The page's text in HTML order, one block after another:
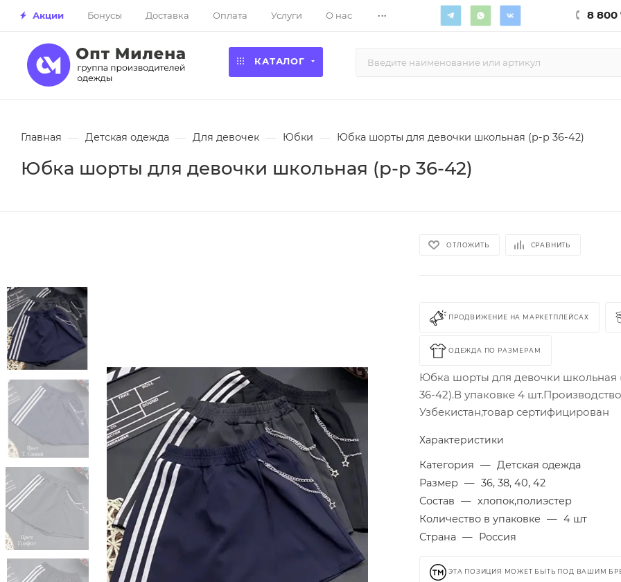
Акции Бонусы Доставка Оплата Услуги О нас ... 8 800
КАТАЛОГ
Главная — Детская одежда — Для девочек — Юбки — Юбка шорты для девочки школьная (р-р 36-42)
Юбка шорты для девочки школьная (р-р 36-42)
ОТЛОЖИТЬ СРАВНИТЬ
ПРОДВИЖЕНИЕ НА МАРКЕТПЛЕЙСАХ
ОДЕЖДА ПО РАЗМЕРАМ
Юбка шорты для девочки школьная
36-42).В упаковке 4 шт.Производство
Узбекистан,товар сертифицирован
Характеристики
Категория — Детская одежда
Размер — 36, 38, 40, 42
Состав — хлопок,полиэстер
Количество в упаковке — 4 шт
Страна — Россия
ЭТА ПОЗИЦИЯ МОЖЕТ БЫТЬ ПОД ВАШИМ